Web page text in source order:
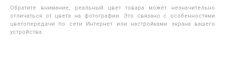
Обратите внимание, реальный цвет товара может незначительно
отличаться от цвета на фотографии. Это связано с особенностями
цветопередачи по сети Интернет или настройками экрана вашего
устройства.